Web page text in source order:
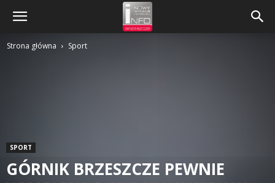
Strona główna Sport
SPORT
GÓRNIK BRZESZCZE PEWNIE